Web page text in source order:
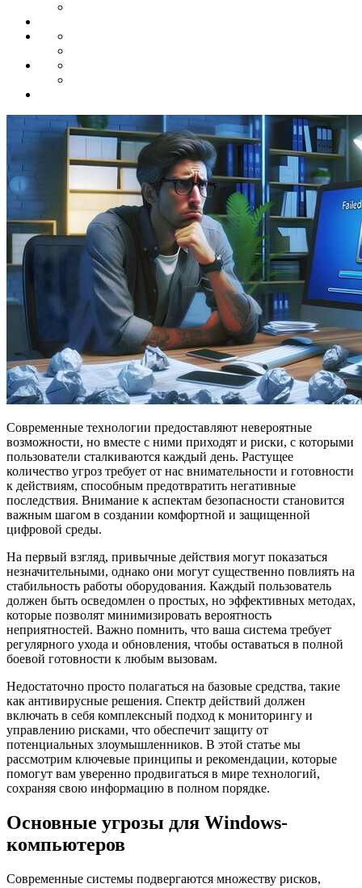
Современные технологии предоставляют невероятные
возможности, но вместе с ними приходят и риски, с которыми
пользователи сталкиваются каждый день. Растущее
количество угроз требует от нас внимательности и готовности
к действиям, способным предотвратить негативные
последствия. Внимание к аспектам безопасности становится
важным шагом в создании комфортной и защищенной
цифровой среды.
На первый взгляд, привычные действия могут показаться
незначительными, однако они могут существенно повлиять на
стабильность работы оборудования. Каждый пользователь
должен быть осведомлен о простых, но эффективных методах,
которые позволят минимизировать вероятность
неприятностей. Важно помнить, что ваша система требует
регулярного ухода и обновления, чтобы оставаться в полной
боевой готовности к любым вызовам.
Недостаточно просто полагаться на базовые средства, такие
как антивирусные решения. Спектр действий должен
включать в себя комплексный подход к мониторингу и
управлению рисками, что обеспечит защиту от
потенциальных злоумышленников. В этой статье мы
рассмотрим ключевые принципы и рекомендации, которые
помогут вам уверенно продвигаться в мире технологий,
сохраняя свою информацию в полном порядке.
Основные угрозы для Windows-
компьютеров
Современные системы подвергаются множеству рисков,